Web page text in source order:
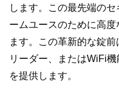
します。この最先端の
ームユースのために高
ます。この革新的な錠
リーダー、またはWiFi
を提供します。